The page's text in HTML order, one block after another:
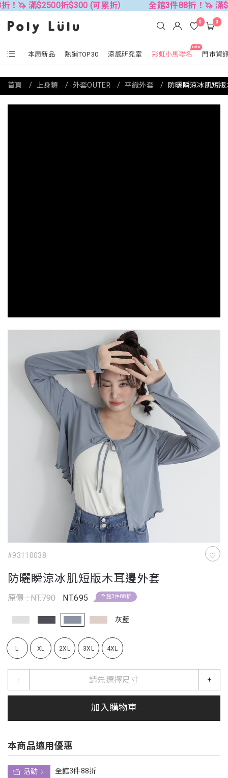
折$300 (可累折） 全館3件88折！🦄 滿$2500折
本周新品 熱銷TOP30 涼感研究室
NEW
彩虹小馬聯名 門市資
0 0
#93110038
防曬瞬涼冰肌短版木耳邊外套
原價 : NT.790 NT.695 全館3件88折
灰藍
L XL 2XL 3XL 4XL
請先選擇尺寸
- +
加入購物車
本商品適用優惠
活動
全館3件88折
首頁 上身類 外套OUTER 平織外套 防曬瞬涼冰肌短